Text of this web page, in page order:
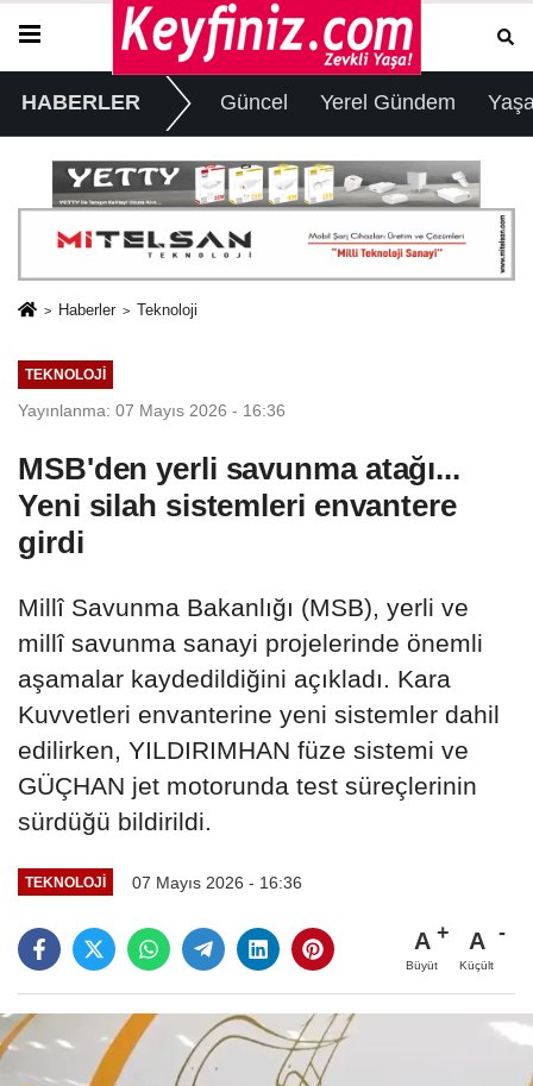
HABERLER Güncel Yerel Gündem
Haberler Teknoloji
TEKNOLOJI
Yayınlanma: 07 Mayıs 2026 - 16:36
MSB'den yerli savunma atağı...
Yeni silah sistemleri envantere
girdi
Millî Savunma Bakanlığı (MSB), yerli ve
millî savunma sanayi projelerinde önemli
aşamalar kaydedildiğini açıkladı. Kara
Kuvvetleri envanterine yeni sistemler dahil
edilirken, YILDIRIMHAN füze sistemi ve
GÜÇHAN jet motorunda test süreçlerinin
sürdüğü bildirildi.
TEKNOLOJI 07 Mayıs 2026 - 16:36
A
Büyüt
A
Küçült